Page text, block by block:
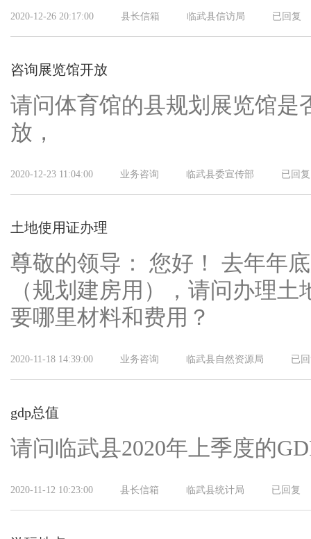
2020-12-26 20:17:00 县长信箱 临武县信访局 已回复
咨询展览馆开放
请问体育馆的县规划展览馆是
放，
2020-12-23 11:04:00 业务咨询 临武县委宣传部 已回复
土地使用证办理
尊敬的领导： 您好！ 去年年
（规划建房用），请问办理
要哪里材料和费用？
2020-11-18 14:39:00 业务咨询 临武县自然资源局 已
gdp总值
请问临武县2020年上季度的
2020-11-12 10:23:00 县长信箱 临武县统计局 已回复